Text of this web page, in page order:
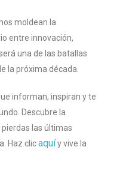
moldean la
entre innovación,
una de las batallas
la próxima década.
informan, inspiran y te
Descubre la
las últimas
Haz clicaquíy vive la